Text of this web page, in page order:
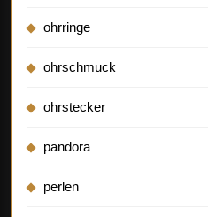
ohrringe
ohrschmuck
ohrstecker
pandora
perlen